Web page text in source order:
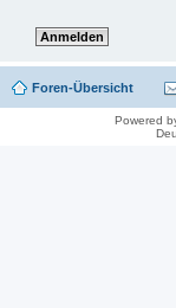
Foren-Übersicht
Powered